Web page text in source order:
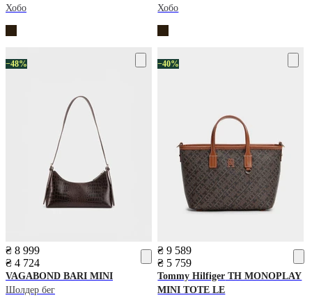
Хобо
Хобо
−48%
₴ 8 999
₴ 4 724
VAGABOND BARI MINI
Шолдер бег
−40%
₴ 9 589
₴ 5 759
Tommy Hilfiger TH MONOPLAY
MINI TOTE LE